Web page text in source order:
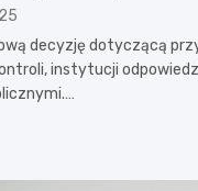
decyzję dotyczącą
instytucji